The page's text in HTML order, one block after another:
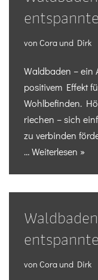
von Cora und Dirk
Waldbaden – ein
positivem Effekt
Wohlbefinden.
riechen – sich
zu verbinden
…Weiterlesen »
von Cora und Dirk